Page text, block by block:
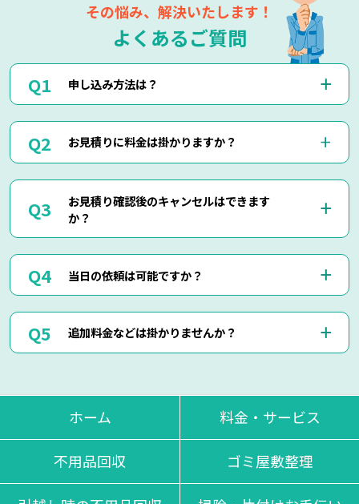
その悩み、解決いたします！
よくあるご質問
申し込み方法は？
くださいませ。
お電話・メール・LINEにてご予約が可能です。
ご相談の際にご依頼作業の詳細や回収物の詳細など、ご説明
して頂けましたら簡易お見積りも可能でございます。
お客様に分かりやすくご説明させて頂きますのでご安心くだ
お見積りに料金は掛かりますか？
りますのでご安心してご相談くださいませ。
現地にて現物を確認しないと正確なお見積りを出せない場合
もございますので、お電話・メール・LINEでのお見積り
は、簡易お見積りを出させて頂きます。
正確なお見積りをご希望の場合は『出張お見積り』をご希望
頂ければ、無料にてご対応させて頂きます。
お見積り確認後のキャンセルはできます
か？
出張費などはもちろん掛かりませんのでご安心ください。
当社ではお見積り金額に納得されていないお客様に対して無
断で作業は行いません。
ただし悪質なキャンセルに関しましてはキャンセル料を頂く
場合もございます。
当日の依頼は可能ですか？
東京・神奈川・千葉・埼玉の対応エリア内でしたら、最短25
分で現地に到着させて頂きます。
追加料金などは掛かりませんか？
でご対応させて頂いております。
不当な追加料金等は一切掛かりませんのでご安心くださいま
ホーム 料金・サービス
不用品回収 ゴミ屋敷整理